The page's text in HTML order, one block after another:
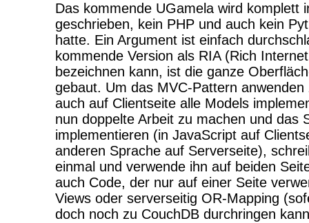
Das kommende UGamela wird komplett
geschrieben, kein PHP und auch kein
hatte. Ein Argument ist einfach
kommende Version als RIA (Rich
bezeichnen kann, ist die ganze
gebaut. Um das MVC-Pattern
auch auf Clientseite alle Models
nun doppelte Arbeit zu machen und das
implementieren (in JavaScript auf
anderen Sprache auf Serverseite),
einmal und verwende ihn auf beiden
auch Code, der nur auf einer Seite
Views oder serverseitig OR-Mapping
doch noch zu CouchDB durchringen